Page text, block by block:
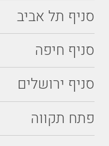
סניף תל אביב
סניף חיפה
סניף ירושלים
פתח תקווה